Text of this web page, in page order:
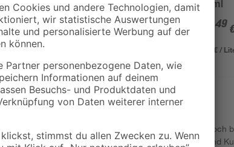
glatt 11 cm 2 Stück
6,29€
750 ml
,49
21,99 € /
Ist dieser Lack vielleicht das, was dein Projekt noch
von Toom für das Renovieren von Metall, Holz und